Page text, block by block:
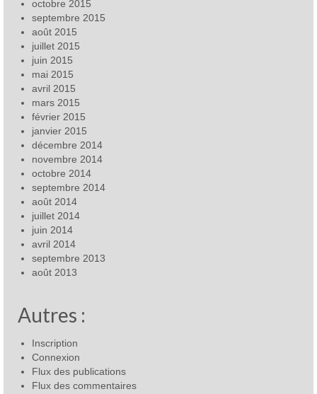
octobre 2015
septembre 2015
août 2015
juillet 2015
juin 2015
mai 2015
avril 2015
mars 2015
février 2015
janvier 2015
décembre 2014
novembre 2014
octobre 2014
septembre 2014
août 2014
juillet 2014
juin 2014
avril 2014
septembre 2013
août 2013
Autres :
Inscription
Connexion
Flux des publications
Flux des commentaires